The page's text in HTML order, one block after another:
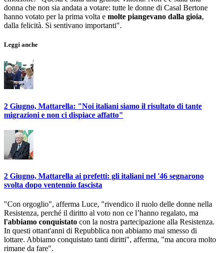
donna che non sia andata a votare: tutte le donne di Casal Bertone
hanno votato per la prima volta e molte piangevano dalla gioia,
dalla felicità. Si sentivano importanti".
Leggi anche
2 Giugno, Mattarella: "Noi italiani siamo il risultato di tante
migrazioni e non ci dispiace affatto"
2 Giugno, Mattarella ai prefetti: gli italiani nel '46 segnarono
svolta dopo ventennio fascista
"Con orgoglio", afferma Luce, "rivendico il ruolo delle donne nella
Resistenza, perché il diritto al voto non ce l’hanno regalato, ma
l'abbiamo conquistato con la nostra partecipazione alla Resistenza.
In questi ottant'anni di Repubblica non abbiamo mai smesso di
lottare. Abbiamo conquistato tanti diritti", afferma, "ma ancora molto
rimane da fare".